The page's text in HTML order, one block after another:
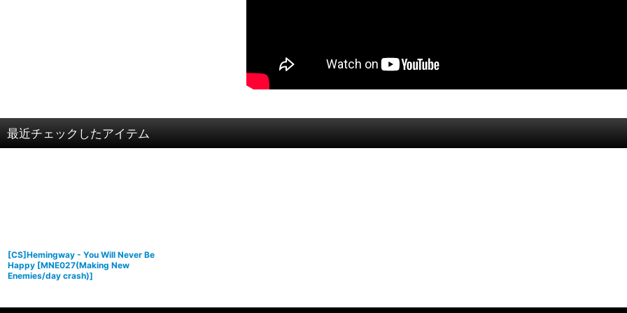
最近チェックしたアイテム
[CS]Hemingway - You Will Never Be
Happy [MNE027(Making New
Enemies/day crash)]